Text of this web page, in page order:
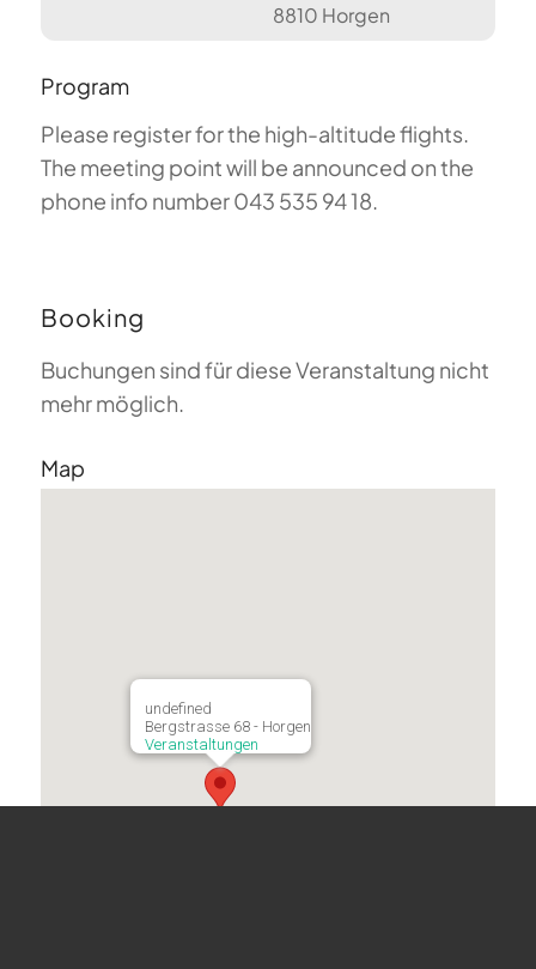
8810 Horgen
Program
Please register for the high-altitude flights.
The meeting point will be announced on the
phone info number 043 535 94 18.
Booking
Buchungen sind für diese Veranstaltung nicht
mehr möglich.
Map
undefined
Bergstrasse 68 - Horgen
Veranstaltungen